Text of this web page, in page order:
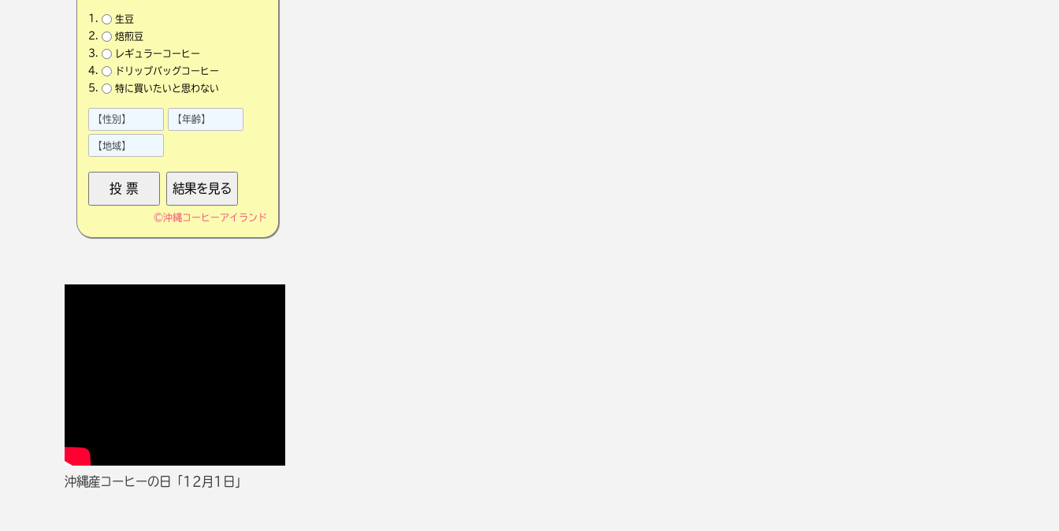
生豆
焙煎豆
レギュラーコーヒー
ドリップバッグコーヒー
特に買いたいと思わない
©沖縄コーヒーアイランド
沖縄産コーヒーの日「12月1日」